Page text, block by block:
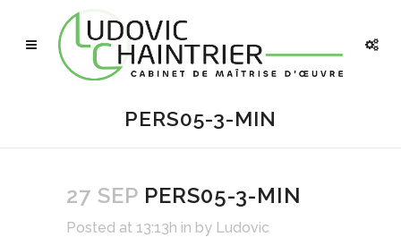
PERS05-3-MIN
27 SEP PERS05-3-MIN
Posted at 13:13h in by Ludovic